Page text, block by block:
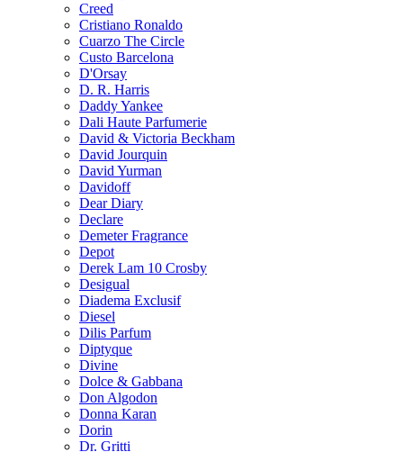
Creed
Cristiano Ronaldo
Cuarzo The Circle
Custo Barcelona
D'Orsay
D. R. Harris
Daddy Yankee
Dali Haute Parfumerie
David & Victoria Beckham
David Jourquin
David Yurman
Davidoff
Dear Diary
Declare
Demeter Fragrance
Depot
Derek Lam 10 Crosby
Desigual
Diadema Exclusif
Diesel
Dilis Parfum
Diptyque
Divine
Dolce & Gabbana
Don Algodon
Donna Karan
Dorin
Dr. Gritti